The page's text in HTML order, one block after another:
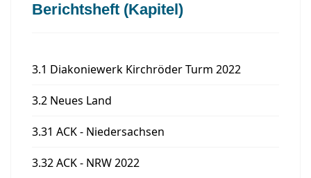
Berichtsheft (Kapitel)
3.1 Diakoniewerk Kirchröder Turm 2022
3.2 Neues Land
3.31 ACK - Niedersachsen
3.32 ACK - NRW 2022